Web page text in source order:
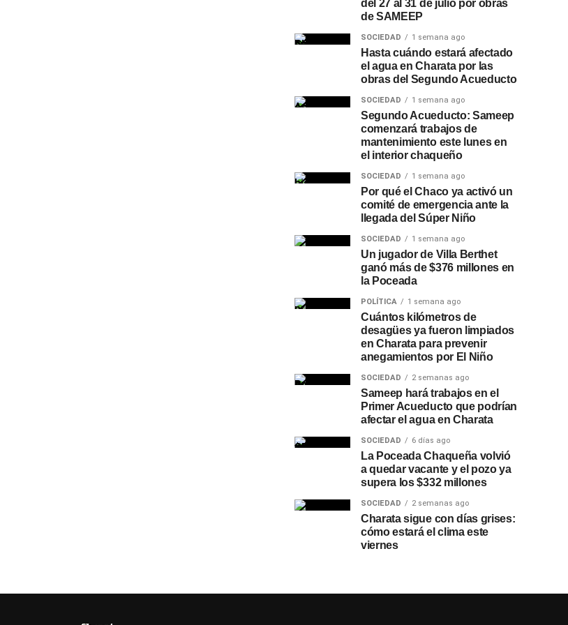
del 27 al 31 de julio por obras
de SAMEEP
SOCIEDAD 1 semana ago
Hasta cuándo estará afectado
el agua en Charata por las
obras del Segundo Acueducto
SOCIEDAD 1 semana ago
Segundo Acueducto: Sameep
comenzará trabajos de
mantenimiento este lunes en
el interior chaqueño
SOCIEDAD 1 semana ago
Por qué el Chaco ya activó un
comité de emergencia ante la
llegada del Súper Niño
SOCIEDAD 1 semana ago
Un jugador de Villa Berthet
ganó más de $376 millones en
la Poceada
POLÍTICA 1 semana ago
Cuántos kilómetros de
desagües ya fueron limpiados
en Charata para prevenir
anegamientos por El Niño
SOCIEDAD 2 semanas ago
Sameep hará trabajos en el
Primer Acueducto que podrían
afectar el agua en Charata
SOCIEDAD 6 días ago
La Poceada Chaqueña volvió
a quedar vacante y el pozo ya
supera los $332 millones
SOCIEDAD 2 semanas ago
Charata sigue con días grises:
cómo estará el clima este
viernes